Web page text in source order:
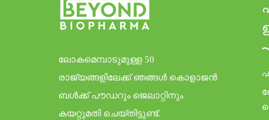
ലോകമെമ്പാടുമുള്ള 50
രാജ്യങ്ങളിലേക്ക് ഞങ്ങൾ കൊളാജൻ
ബൾക്ക് പൗഡറും ജെലാറ്റിനും
കയറ്റുമതി ചെയ്തിട്ടുണ്ട്.